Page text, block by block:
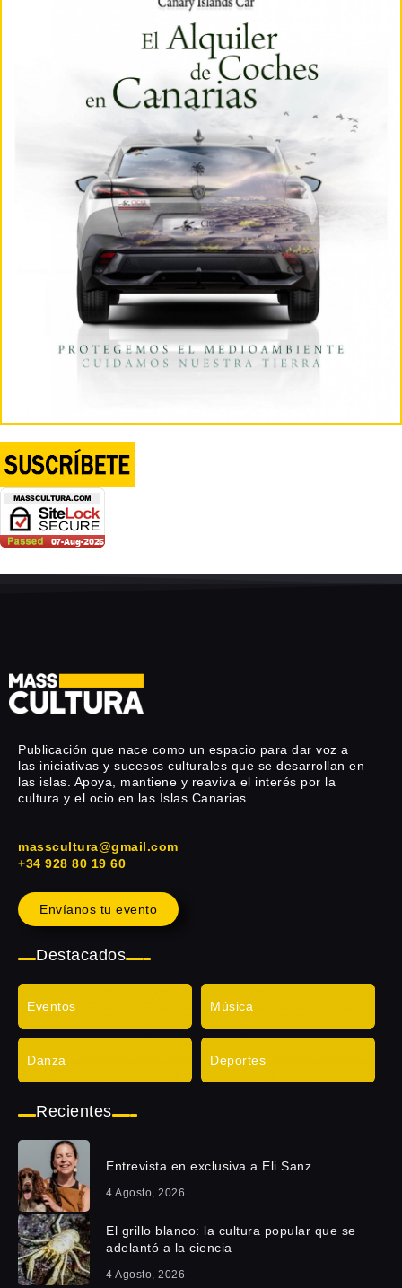
Publicación que nace como un espacio para dar voz a
las iniciativas y sucesos culturales que se desarrollan en
las islas. Apoya, mantiene y reaviva el interés por la
cultura y el ocio en las Islas Canarias.
masscultura@gmail.com
+34 928 80 19 60
Envíanos tu evento
Destacados
Eventos Música
Danza Deportes
Recientes
Entrevista en exclusiva a Eli Sanz
4 Agosto, 2026
El grillo blanco: la cultura popular que se
adelantó a la ciencia
4 Agosto, 2026